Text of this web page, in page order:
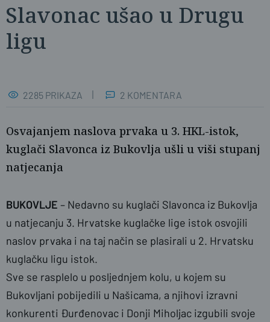
Slavonac ušao u Drugu
ligu
naslovnica Ivan Salantić
2285 PRIKAZA 2 KOMENTARA
Osvajanjem naslova prvaka u 3. HKL-istok,
kuglači Slavonca iz Bukovlja ušli u viši stupanj
natjecanja
BUKOVLJE – Nedavno su kuglači Slavonca iz Bukovlja
u natjecanju 3. Hrvatske kuglačke lige istok osvojili
naslov prvaka i na taj način se plasirali u 2. Hrvatsku
kuglačku ligu istok.
Sve se rasplelo u posljednjem kolu, u kojem su
Bukovljani pobijedili u Našicama, a njihovi izravni
konkurenti Đurđenovac i Donji Miholjac izgubili svoje